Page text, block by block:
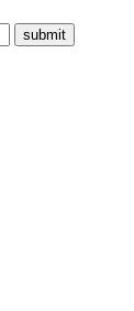
submit